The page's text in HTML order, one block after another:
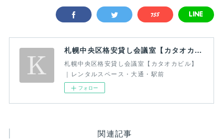
札幌中央区格安貸し会議室【カタオカビル】｜レンタルスペース・大通・駅前
札幌中央区格安貸し会議室【カタオカビル】
｜レンタルスペース・大通・駅前
フォロー
関連記事